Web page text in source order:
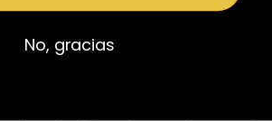
No, gracias